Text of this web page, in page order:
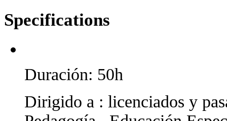
Specifications
Duración: 50h
Dirigido a : licenciados y